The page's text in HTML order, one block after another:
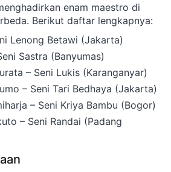
enam maestro di
Berikut daftar lengkapnya:
Lenong Betawi (Jakarta)
Sastra (Banyumas)
– Seni Lukis (Karanganyar)
– Seni Tari Bedhaya (Jakarta)
– Seni Kriya Bambu (Bogor)
– Seni Randai (Padang